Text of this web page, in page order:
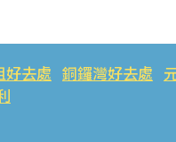
好去處 銅鑼灣好去處